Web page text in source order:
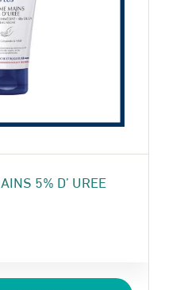
5% D’ UREE